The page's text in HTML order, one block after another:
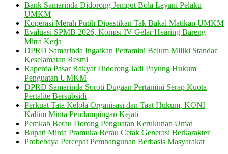
Bank Samarinda Didorong Jemput Bola Layani Pelaku
UMKM
Koperasi Merah Putih Dipastikan Tak Bakal Matikan UMKM
Evaluasi SPMB 2026, Komisi IV Gelar Hearing Bareng
Mitra Kerja
DPRD Samarinda Ingatkan Pertamini Belum Miliki Standar
Keselamatan Resmi
Raperda Pasar Rakyat Didorong Jadi Payung Hukum
Penguatan UMKM
DPRD Samarinda Soroti Dugaan Pertamini Serap Kuota
Pertalite Bersubsidi
Perkuat Tata Kelola Organisasi dan Taat Hukum, KONI
Kaltim Minta Pendampingan Kejati
Pemkab Berau Dorong Penguatan Kerukunan Umat
Bupati Minta Pramuka Berau Cetak Generasi Berkarakter
Probebaya Percepat Pembangunan Berbasis Masyarakat